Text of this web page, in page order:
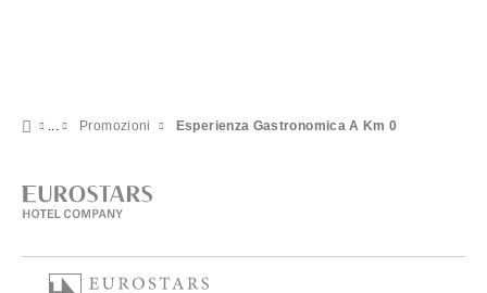
Promozioni Esperienza Gastronomica A Km 0